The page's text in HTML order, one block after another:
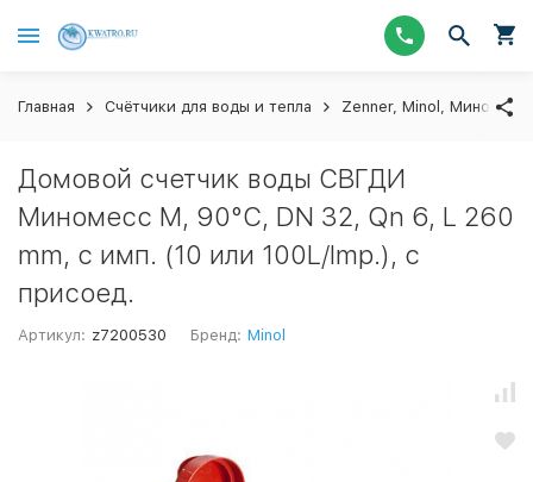
Главная Счётчики для воды и тепла Zenner, Minol, Миномесс
Домовой счетчик воды СВГДИ
Миномесс М, 90°C, DN 32, Qn 6, L 260
mm, с имп. (10 или 100L/Imp.), с
присоед.
Артикул: z7200530 Бренд: Minol